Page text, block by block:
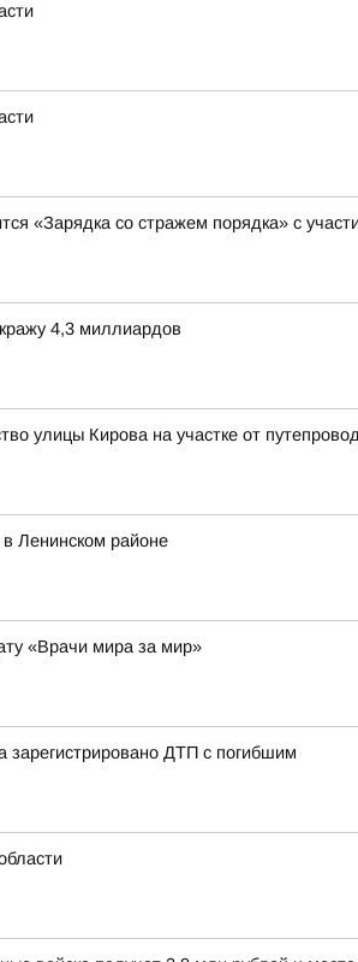
«Зарядка со стражем порядка» с
4,3 миллиардов
улицы Кирова на участке от
в Ленинском районе
«Врачи мира за мир»
зарегистрировано ДТП с погибшим